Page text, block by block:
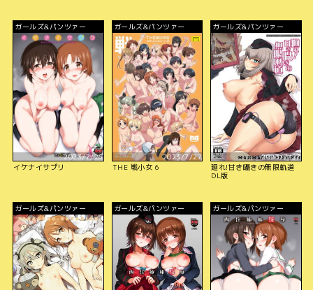
ガールズ&パンツァー
2023/7/26
イケナイサプリ
ガールズ&パンツァー
2023/7/27
THE 戦小女 6
ガールズ&パンツァー
2023/7/27
廻れ!甘き囁きの無限軌道
DL版
ガールズ&パンツァー ガールズ&パンツァー ガールズ&パンツァー